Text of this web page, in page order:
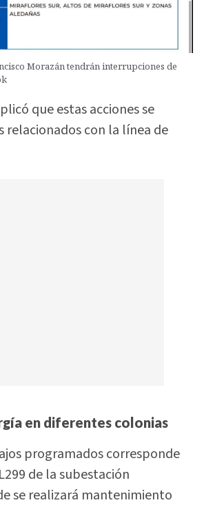
Morazán tendrán interrupciones de
que estas acciones se
relacionados con la línea de
en diferentes colonias
programados corresponde
de la subestación
se realizará mantenimiento